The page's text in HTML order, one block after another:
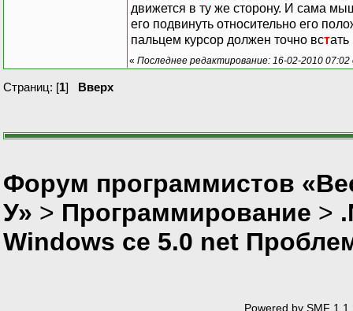
движется в ту же сторону. И сама
его подвинуть относительно его
пальцем курсор должен точно встать
« Последнее редактирование: 16-02-2010
Страниц: [1] Вверх
Форум программистов
У» > Программирование >
Windows ce 5.0 net
Powered by SMF